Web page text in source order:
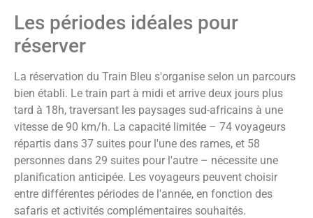
Les périodes idéales pour
réserver
La réservation du Train Bleu s'organise selon un parcours
bien établi. Le train part à midi et arrive deux jours plus
tard à 18h, traversant les paysages sud-africains à une
vitesse de 90 km/h. La capacité limitée – 74 voyageurs
répartis dans 37 suites pour l'une des rames, et 58
personnes dans 29 suites pour l'autre – nécessite une
planification anticipée. Les voyageurs peuvent choisir
entre différentes périodes de l'année, en fonction des
safaris et activités complémentaires souhaités.